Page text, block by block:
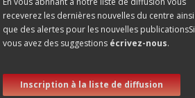
receverez les dernières nouvelles du centre ainsi
que des alertes pour les nouvelles publicationsSi
vous avez des suggestions écrivez-nous.
Inscription à la liste de diffusion